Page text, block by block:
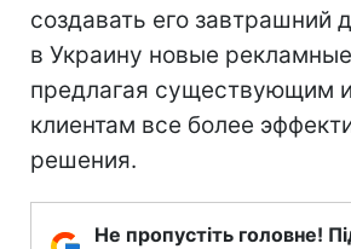
создавать его завтрашний
в Украину новые
предлагая существующим
клиентам все более
решения.
Не пропустіть головне!